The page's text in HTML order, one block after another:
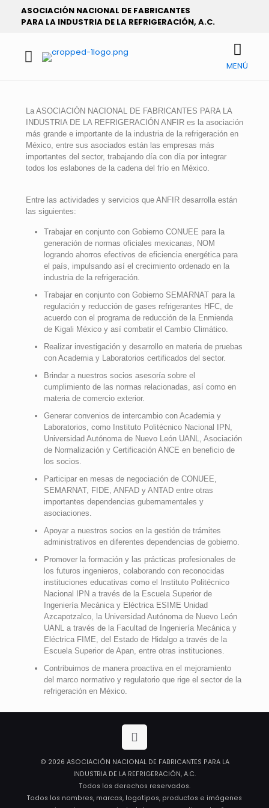
ASOCIACIÓN NACIONAL DE FABRICANTES
PARA LA INDUSTRIA DE LA REFRIGERACIÓN, A.C.
MENÚ
La ASOCIACIÓN NACIONAL DE FABRICANTES PARA LA
INDUSTRIA DE LA REFRIGERACIÓN ANFIR es la asociación
más grande e importante de la industria de la refrigeración en
México, entre sus asociados están las empresas más
importantes del sector, trabajando día con día por integrar
todos los eslabones de la cadena del frío en México.
Entre las actividades y servicios que ANFIR desarrolla están
las siguientes:
Trabajar en conjunto con Gobierno CONUEE para la
generación de normas oficiales mexicanas, NOM
logrando ahorros efectivos de eficiencia energética para
el país, impulsando así el crecimiento ordenado en la
industria de la refrigeración.
Trabajar en conjunto con Gobierno SEMARNAT para la
regulación y reducción de gases refrigerantes HFC, de
acuerdo con el programa de reducción de la Enmienda
de Kigali México y así combatir el Cambio Climático.
Realizar investigación y desarrollo en materia de pruebas
con Academia y Laboratorios certificados del sector.
Brindar a nuestros socios asesoría sobre el
cumplimiento de las normas relacionadas, así como en
materia de comercio exterior.
Generar convenios de intercambio con Academia y
Laboratorios, como Instituto Politécnico Nacional IPN,
Universidad Autónoma de Nuevo León UANL, Asociación
de Normalización y Certificación ANCE en beneficio de
los socios.
Participar en mesas de negociación de CONUEE,
SEMARNAT, FIDE, ANFAD y ANTAD entre otras
importantes dependencias gubernamentales y
asociaciones.
Apoyar a nuestros socios en la gestión de trámites
administrativos en diferentes dependencias de gobierno.
Promover la formación y las prácticas profesionales de
los futuros ingenieros, colaborando con reconocidas
instituciones educativas como el Instituto Politécnico
Nacional IPN a través de la Escuela Superior de
Ingeniería Mecánica y Eléctrica ESIME Unidad
Azcapotzalco, la Universidad Autónoma de Nuevo León
UANL a través de la Facultad de Ingeniería Mecánica y
Eléctrica FIME, del Estado de Hidalgo a través de la
Escuela Superior de Apan, entre otras instituciones.
Contribuimos de manera proactiva en el mejoramiento
del marco normativo y regulatorio que rige el sector de la
refrigeración en México.
© 2026 ASOCIACIÓN NACIONAL DE FABRICANTES PARA LA
INDUSTRIA DE LA REFRIGERACIÓN, A.C.
Todos los derechos reservados.
Todos los nombres, marcas, logotipos, productos e imágenes